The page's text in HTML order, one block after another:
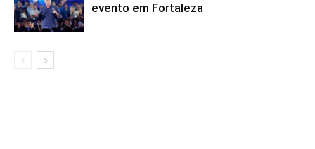
evento em Fortaleza